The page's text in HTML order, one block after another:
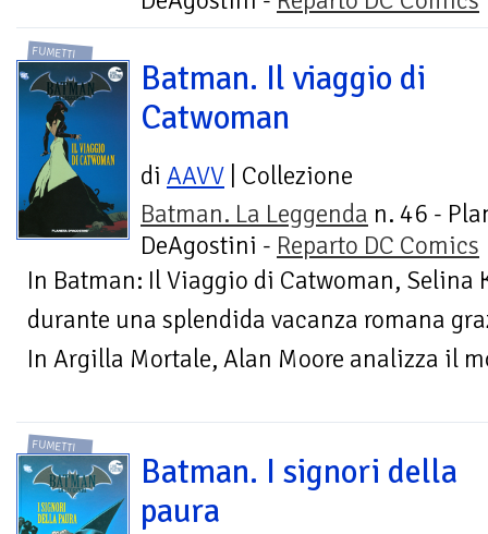
FUMETTI
Batman. Il viaggio di
Catwoman
di AAVV | Collezione
Batman. La Leggenda n. 46 -
DeAgostini - Reparto DC Comics
In Batman: Il Viaggio di Catwoman, Selina
durante una splendida vacanza romana
In Argilla Mortale, Alan Moore analizza il
FUMETTI
Batman. I signori della
paura